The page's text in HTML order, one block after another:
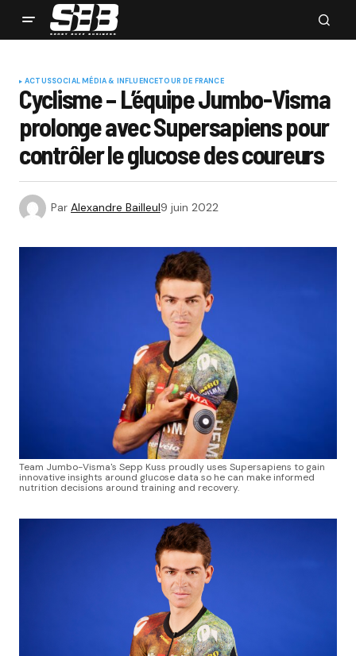
ACTUSSOCIAL MÉDIA & INFLUENCETOUR DE FRANCE
Cyclisme – L’équipe Jumbo-Visma
prolonge avec Supersapiens pour
contrôler le glucose des coureurs
Par Alexandre Bailleul9 juin 2022
Team Jumbo-Visma's Sepp Kuss proudly uses Supersapiens to gain
innovative insights around glucose data so he can make informed
nutrition decisions around training and recovery.